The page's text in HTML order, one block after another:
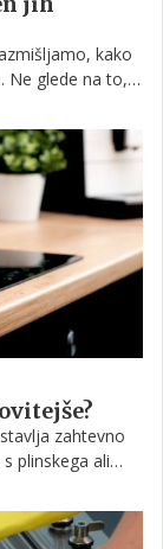
kako
Ne glede na to,
kaj lahko storite,
zahtevno
plinskega ali
podamo vse